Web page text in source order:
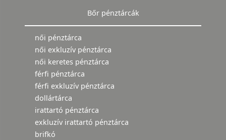
Bőr pénztárcák
női pénztárca
női exkluzív pénztárca
női keretes pénztárca
férfi pénztárca
férfi exkluzív pénztárca
dollártárca
irattartó pénztárca
exkluzív irattartó pénztárca
brifkó